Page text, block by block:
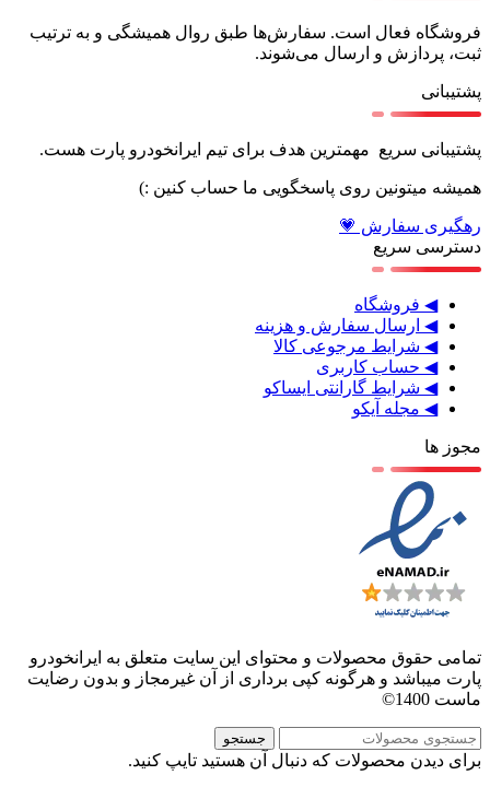
فروشگاه فعال است. سفارش‌ها طبق روال همیشگی و به ترتیب
ثبت، پردازش و ارسال می‌شوند.
پشتیبانی
پشتیبانی سریع مهمترین هدف برای تیم ایرانخودرو پارت هست.
همیشه میتونین روی پاسخگویی ما حساب کنین :)
رهگیری سفارش 💗
دسترسی سریع
◀ فروشگاه
◀ ارسال سفارش و هزینه
◀ شرایط مرجوعی کالا
◀ حساب کاربری
◀ شرایط گارانتی ایساکو
◀ مجله آیکو
مجوز ها
تمامی حقوق محصولات و محتوای این سایت متعلق به ایرانخودرو
پارت میباشد و هرگونه کپی برداری از آن غیرمجاز و بدون رضایت
ماست 1400©
جستجو
برای دیدن محصولات که دنبال آن هستید تایپ کنید.